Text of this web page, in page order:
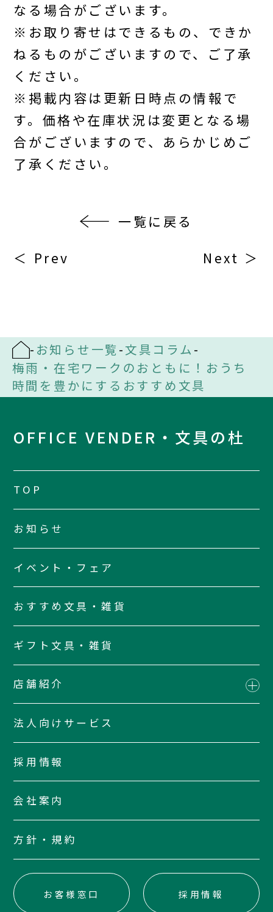
なる場合がございます。
※お取り寄せはできるもの、できか
ねるものがございますので、ご了承
ください。
※掲載内容は更新日時点の情報で
す。価格や在庫状況は変更となる場
合がございますので、あらかじめご
了承ください。
一覧に戻る
＜ Prev
Next ＞
- お知らせ一覧-文具コラム -
梅雨・在宅ワークのおともに！おうち
時間を豊かにするおすすめ文具
OFFICE VENDER・文具の杜
TOP
お知らせ
イベント・フェア
おすすめ文具・雑貨
ギフト文具・雑貨
店舗紹介
法人向けサービス
採用情報
会社案内
方針・規約
お客様窓口 採用情報